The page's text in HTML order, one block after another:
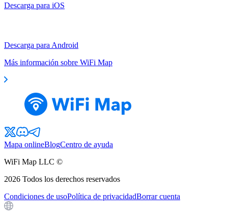
Descarga para iOS
Descarga para Android
Más información sobre WiFi Map
Mapa onlineBlogCentro de ayuda
WiFi Map LLC ©
2026 Todos los derechos reservados
Condiciones de usoPolítica de privacidadBorrar cuenta